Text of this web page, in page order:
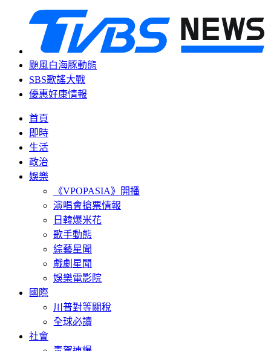
颱風白海豚動態
SBS歌謠大戰
優惠好康情報
首頁
即時
生活
政治
娛樂
《VPOPASIA》開播
演唱會搶票情報
日韓爆米花
歌手動態
綜藝星聞
戲劇星聞
娛樂電影院
國際
川普對等關稅
全球必讀
社會